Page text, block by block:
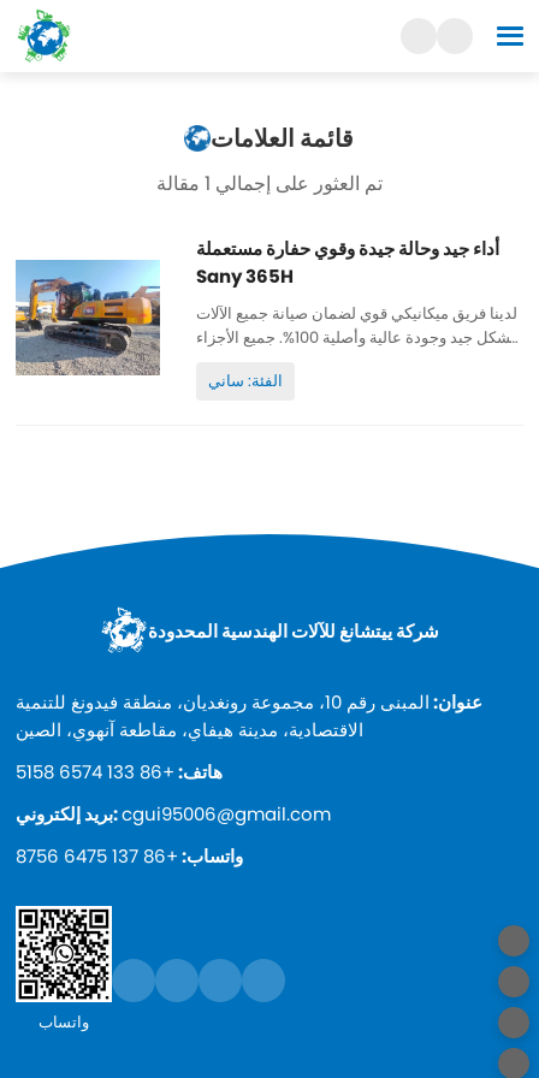
قائمة العلامات
تم العثور على إجمالي 1 مقالة
أداء جيد وحالة جيدة وقوي حفارة مستعملة
Sany 365H
لدينا فريق ميكانيكي قوي لضمان صيانة جميع الآلات
بشكل جيد وجودة عالية وأصلية 100%. جميع الأجزاء
عمل منخفضة وطلاء أصلي ورخيص وعالي الجودة.
الفئة: ساني
شركة ييتشانغ للآلات الهندسية المحدودة
عنوان:
المبنى رقم 10، مجموعة رونغديان، منطقة فيدونغ للتنمية
الاقتصادية، مدينة هيفاي، مقاطعة آنهوي، الصين
هاتف:+86 133 6574 5158
بريد إلكتروني:cgui95006@gmail.com
واتساب:+86 137 6475 8756
واتساب